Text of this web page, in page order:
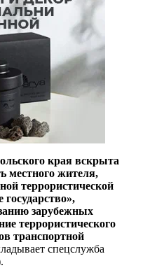
края вскрыта
местного жителя,
террористической
зарубежных
террористического
транспортной
спецслужба